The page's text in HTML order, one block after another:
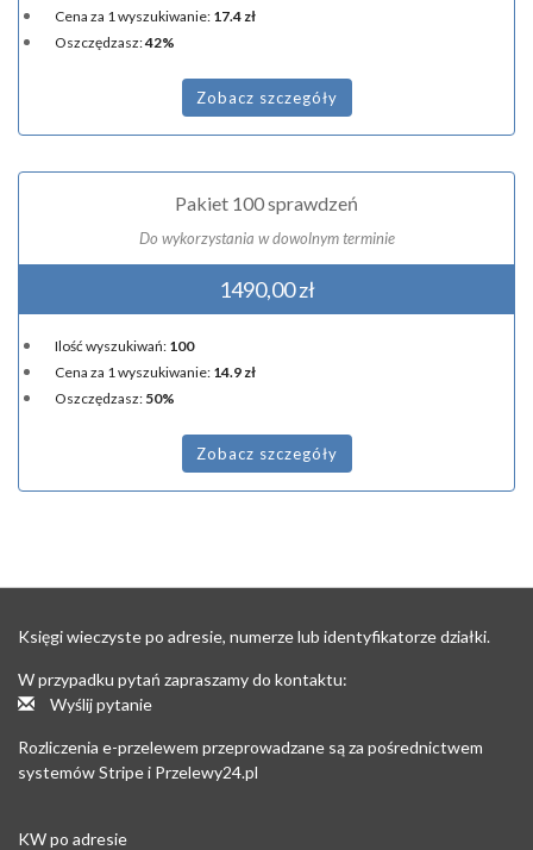
Cena za 1 wyszukiwanie: 17.4 zł
Oszczędzasz:42%
Zobacz szczegóły
Pakiet 100 sprawdzeń
Do wykorzystania w dowolnym terminie
1490,00 zł
Ilość wyszukiwań: 100
Cena za 1 wyszukiwanie: 14.9 zł
Oszczędzasz: 50%
Zobacz szczegóły
Księgi wieczyste po adresie, numerze lub identyfikatorze działki.
W przypadku pytań zapraszamy do kontaktu:
Wyślij pytanie
Rozliczenia e-przelewem przeprowadzane są za pośrednictwem
systemów Stripe i Przelewy24.pl
KW po adresie